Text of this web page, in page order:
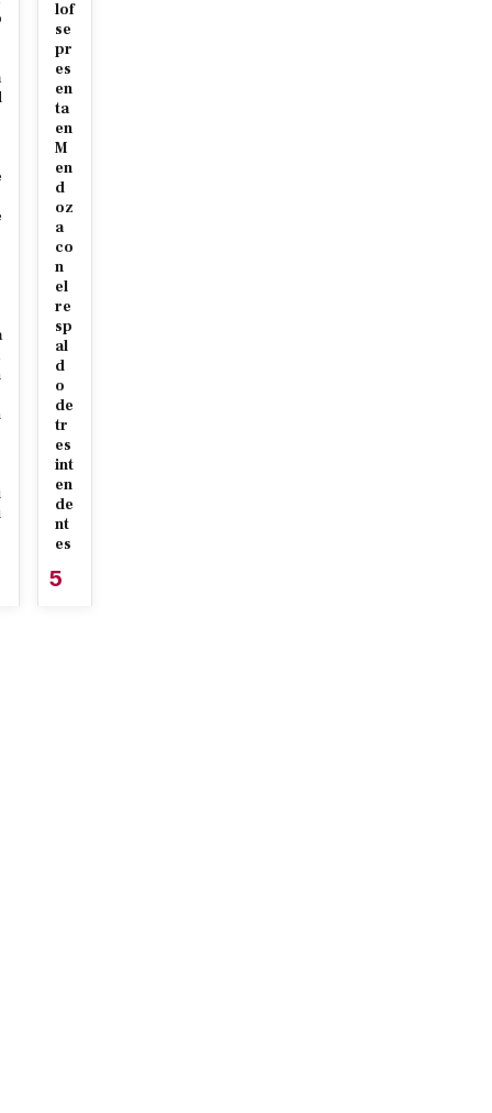
lof
se
pr
es
en
ta
en
M
en
d
oz
a
co
n
el
re
sp
al
d
o
de
tr
es
int
en
de
nt
es
5